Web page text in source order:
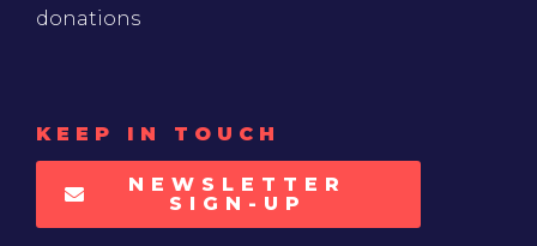
donations
KEEP IN TOUCH
NEWSLETTER
SIGN-UP